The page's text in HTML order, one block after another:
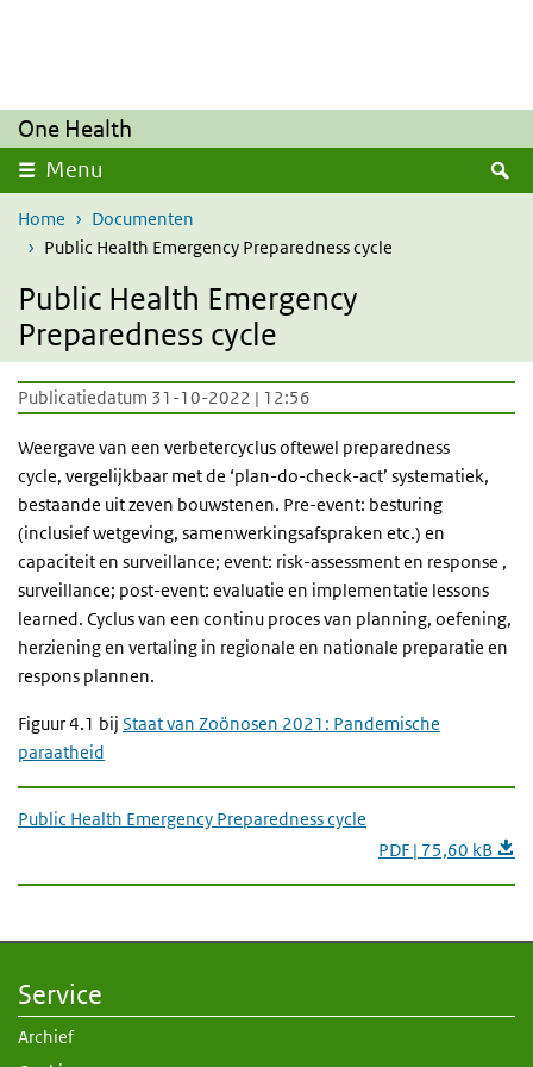
One Health
Menu
Home
Documenten
Public Health Emergency Preparedness cycle
Public Health Emergency
Preparedness cycle
Publicatiedatum 31-10-2022 | 12:56
Weergave van een verbetercyclus oftewel preparedness
cycle, vergelijkbaar met de ‘plan-do-check-act’ systematiek,
bestaande uit zeven bouwstenen. Pre-event: besturing
(inclusief wetgeving, samenwerkingsafspraken etc.) en
capaciteit en surveillance; event: risk-assessment en response ,
surveillance; post-event: evaluatie en implementatie lessons
learned. Cyclus van een continu proces van planning, oefening,
herziening en vertaling in regionale en nationale preparatie en
respons plannen.
Figuur 4.1 bij Staat van Zoönosen 2021: Pandemische
paraatheid
Public Health Emergency Preparedness cycle
PDF | 75,60 kB
Service
Archief